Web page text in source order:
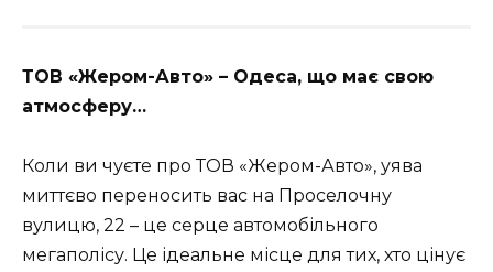
ТОВ «Жером-Авто» – Одеса, що має свою
атмосферу…
Коли ви чуєте про ТОВ «Жером-Авто», уява
миттєво переносить вас на Проселочну
вулицю, 22 – це серце автомобільного
мегаполісу. Це ідеальне місце для тих, хто цінує